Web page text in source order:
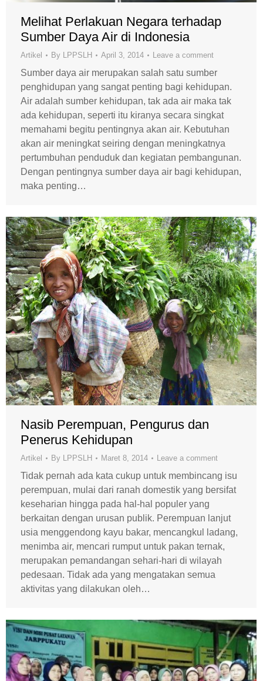
Melihat Perlakuan Negara terhadap
Sumber Daya Air di Indonesia
Artikel By LPPSLH April 3, 2014 Leave a comment
Sumber daya air merupakan salah satu sumber
penghidupan yang sangat penting bagi kehidupan.
Air adalah sumber kehidupan, tak ada air maka tak
ada kehidupan, seperti itu kiranya secara singkat
memahami begitu pentingnya akan air. Kebutuhan
akan air meningkat seiring dengan meningkatnya
pertumbuhan penduduk dan kegiatan pembangunan.
Dengan pentingnya sumber daya air bagi kehidupan,
maka penting…
Nasib Perempuan, Pengurus dan
Penerus Kehidupan
Artikel By LPPSLH Maret 8, 2014 Leave a comment
Tidak pernah ada kata cukup untuk membincang isu
perempuan, mulai dari ranah domestik yang bersifat
keseharian hingga pada hal-hal populer yang
berkaitan dengan urusan publik. Perempuan lanjut
usia menggendong kayu bakar, mencangkul ladang,
menimba air, mencari rumput untuk pakan ternak,
merupakan pemandangan sehari-hari di wilayah
pedesaan. Tidak ada yang mengatakan semua
aktivitas yang dilakukan oleh…